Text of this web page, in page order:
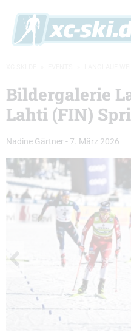
Bildergalerie
Lahti (FIN)
Nadine Gärtner - 7. März 2026